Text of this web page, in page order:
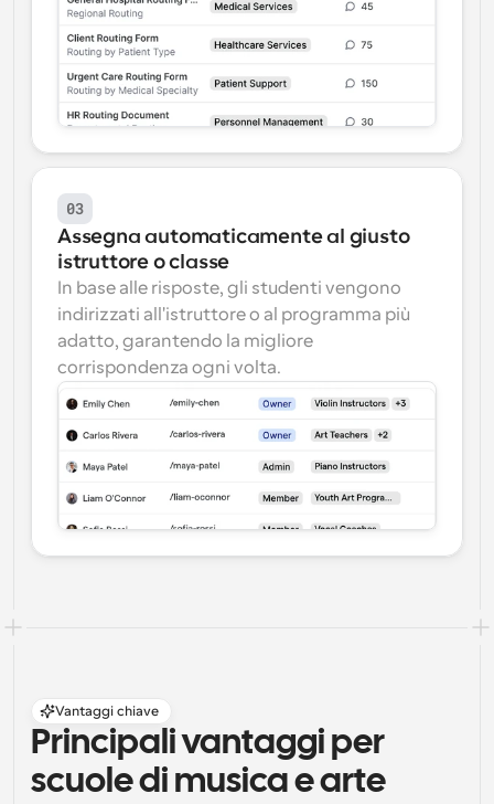
03
Assegna automaticamente al giusto
istruttore o classe
In base alle risposte, gli studenti vengono
indirizzati all'istruttore o al programma più
adatto, garantendo la migliore
corrispondenza ogni volta.
Vantaggi chiave
Principali vantaggi per
scuole di musica e arte